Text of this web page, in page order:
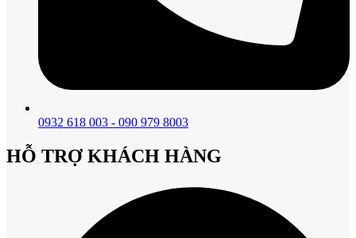
0932 618 003 - 090 979 8003
HỖ TRỢ KHÁCH HÀNG